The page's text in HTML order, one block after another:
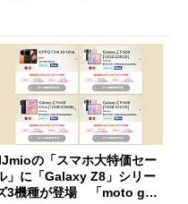
の「スマホ大特価セー
」に「Galaxy Z8」シリー
3機種が登場 「moto g37